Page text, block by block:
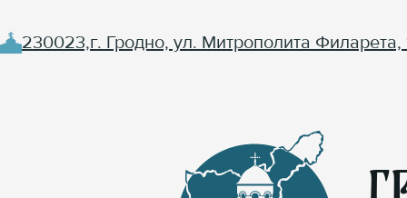
230023,г. Гродно, ул. Митрополита Филарета,